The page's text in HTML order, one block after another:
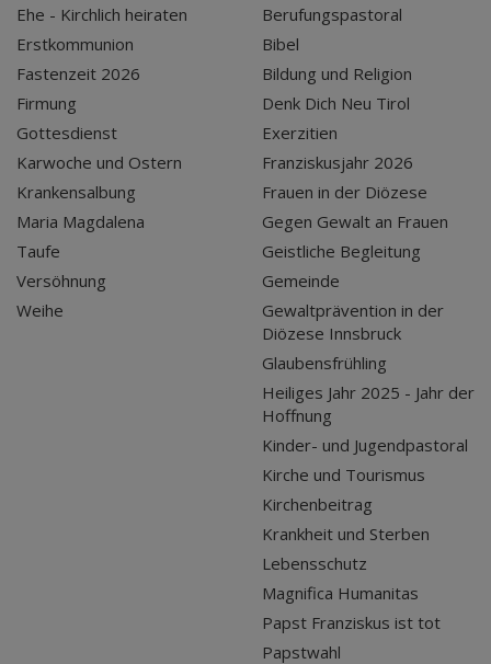
Ehe - Kirchlich heiraten
Erstkommunion
Fastenzeit 2026
Firmung
Gottesdienst
Karwoche und Ostern
Krankensalbung
Maria Magdalena
Taufe
Versöhnung
Weihe
Berufungspastoral
Bibel
Bildung und Religion
Denk Dich Neu Tirol
Exerzitien
Franziskusjahr 2026
Frauen in der Diözese
Gegen Gewalt an Frauen
Geistliche Begleitung
Gemeinde
Gewaltprävention in der
Diözese Innsbruck
Glaubensfrühling
Heiliges Jahr 2025 - Jahr der
Hoffnung
Kinder- und Jugendpastoral
Kirche und Tourismus
Kirchenbeitrag
Krankheit und Sterben
Lebensschutz
Magnifica Humanitas
Papst Franziskus ist tot
Papstwahl